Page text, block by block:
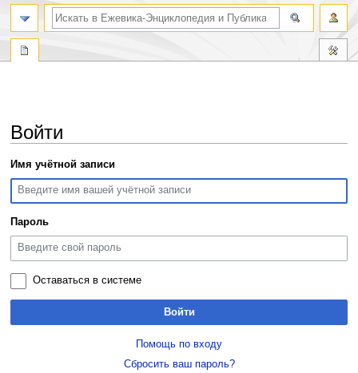
Войти
Перейти
к
навигации
Перейти
к
поиску
Имя учётной записи
Пароль
Оставаться в системе
Войти
Помощь по входу
Сбросить ваш пароль?
поиск по словам